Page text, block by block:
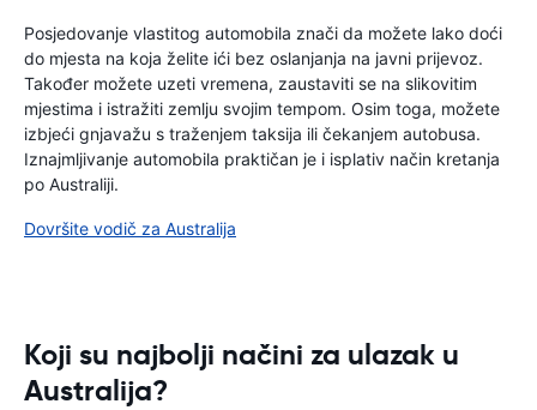
Posjedovanje vlastitog automobila znači da možete lako doći
do mjesta na koja želite ići bez oslanjanja na javni prijevoz.
Također možete uzeti vremena, zaustaviti se na slikovitim
mjestima i istražiti zemlju svojim tempom. Osim toga, možete
izbjeći gnjavažu s traženjem taksija ili čekanjem autobusa.
Iznajmljivanje automobila praktičan je i isplativ način kretanja
po Australiji.
Dovršite vodič za Australija
Koji su najbolji načini za ulazak u
Australija?